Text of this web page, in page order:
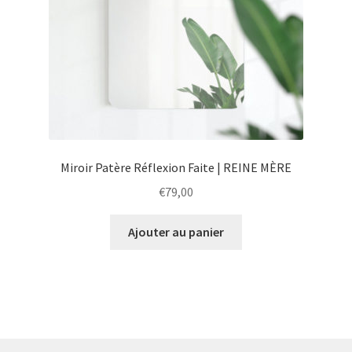
Miroir Patère Réflexion Faite | REINE MÈRE
€79,00
Ajouter au panier